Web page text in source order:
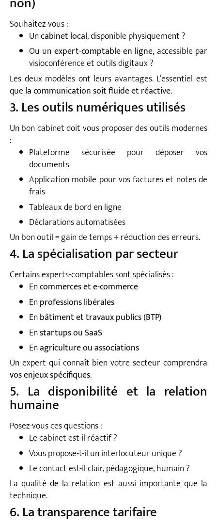
Souhaitez-vous :
Uncabinet local, disponible physiquement ?
Ou un expert-comptable en ligne, accessible par
visioconférence et outils digitaux ?
Les deux modèles ont leurs avantages. L’essentiel est
que la communication soit fluide et réactive.
3. Les outils numériques utilisés
Un bon cabinet doit vous proposer des outils modernes
:
Plateforme sécurisée pour déposer vos
documents
Application mobile pour vos factures et notes de
frais
Tableaux de bord en ligne
Déclarations automatisées
Un bon outil = gain de temps + réduction des erreurs.
4. La spécialisation par secteur
Certains experts-comptables sont spécialisés :
Encommerces et e-commerce
Enprofessions libérales
Enbâtiment et travaux publics (BTP)
Enstartups ou SaaS
Enagriculture ou associations
Un expert qui connaît bien votre secteur comprendra
vos enjeux spécifiques.
5. La disponibilité et la relation
humaine
Posez-vous ces questions :
Le cabinet est-il réactif ?
Vous propose-t-il un interlocuteur unique ?
Le contact est-il clair, pédagogique, humain ?
La qualité de la relation est aussi importante que la
technique.
6. La transparence tarifaire